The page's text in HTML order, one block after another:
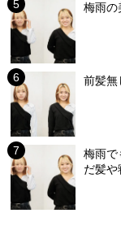
梅雨の
前髪
梅雨
だ髪